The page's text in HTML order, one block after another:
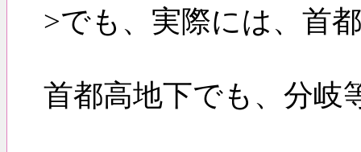
>でも、実際には、首
首都高地下でも、分岐